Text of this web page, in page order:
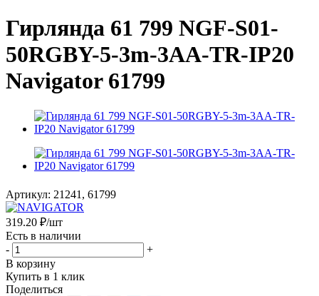
Гирлянда 61 799 NGF-S01-
50RGBY-5-3m-3AA-TR-IP20
Navigator 61799
Артикул: 21241, 61799
319.20 ₽/шт
Есть в наличии
-
+
В корзину
Купить в 1 клик
Поделиться